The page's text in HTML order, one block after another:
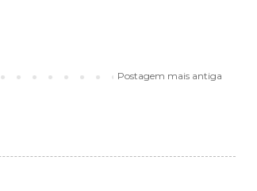
Postagem mais antiga